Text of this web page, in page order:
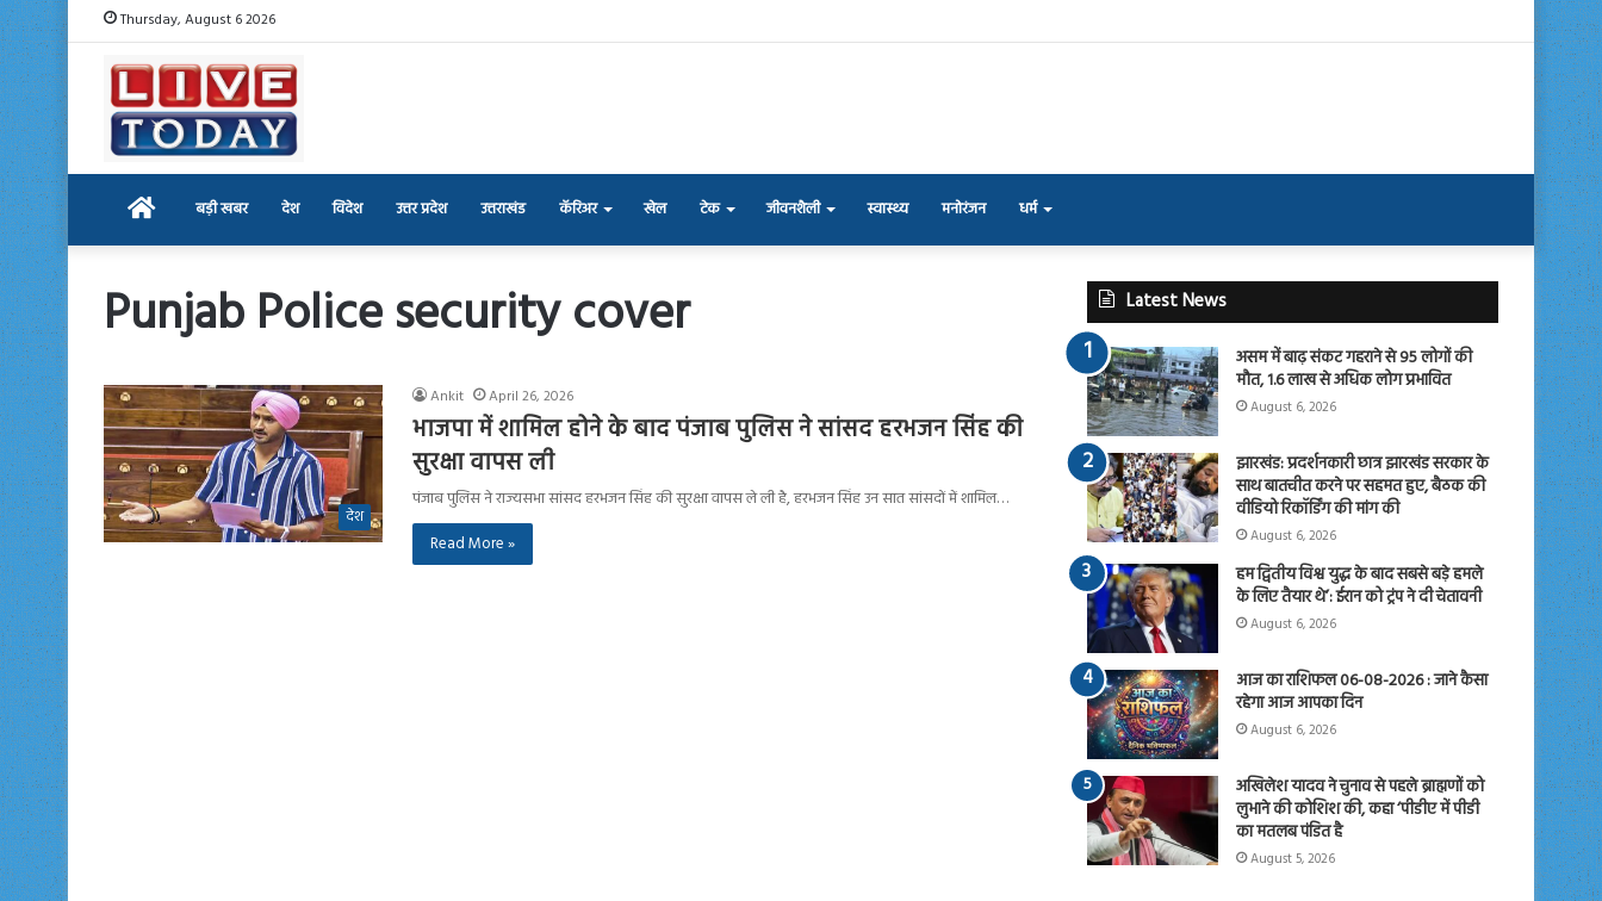
Thursday, August 6 2026
Home बड़ी खबर देश विदेश उत्तर प्रदेश उत्तराखंड कॅरिअर खेल टेक जीवनशैली स्वास्थ्य मनोरंजन धर्म
Punjab Police security cover
देश
Ankit April 26, 2026
भाजपा में शामिल होने के बाद पंजाब पुलिस ने सांसद हरभजन सिंह की
सुरक्षा वापस ली
पंजाब पुलिस ने राज्यसभा सांसद हरभजन सिंह की सुरक्षा वापस ले ली है, हरभजन सिंह उन सात सांसदों में शामिल…
Read More »
Latest News
असम में बाढ़ संकट गहराने से 95 लोगों की
मौत, 1.6 लाख से अधिक लोग प्रभावित
August 6, 2026
झारखंड: प्रदर्शनकारी छात्र झारखंड सरकार के
साथ बातचीत करने पर सहमत हुए, बैठक की
वीडियो रिकॉर्डिंग की मांग की
August 6, 2026
हम द्वितीय विश्व युद्ध के बाद सबसे बड़े हमले
के लिए तैयार थे’: ईरान को ट्रंप ने दी चेतावनी
August 6, 2026
आज का राशिफल 06-08-2026 : जाने कैसा
रहेगा आज आपका दिन
August 6, 2026
अखिलेश यादव ने चुनाव से पहले ब्राह्मणों को
लुभाने की कोशिश की, कहा ‘पीडीए में पीडी
का मतलब पंडित है
August 5, 2026